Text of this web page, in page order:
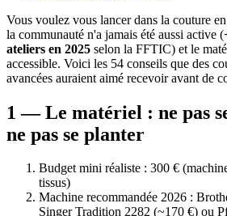
Vous voulez vous lancer dans la couture
la communauté n'a jamais été aussi active (
ateliers en 2025 selon la FFTIC) et le
accessible. Voici les 54 conseils que des
avancées auraient aimé recevoir avant de
1 — Le matériel : ne pas
ne pas se planter
Budget mini réaliste : 300 €
tissus)
Machine recommandée 2026 :
Singer Tradition 2282 (~170 €) ou